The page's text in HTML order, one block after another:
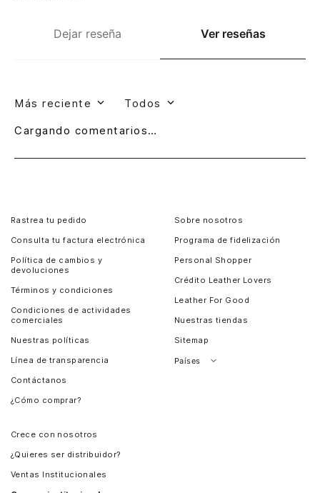
Dejar reseña Ver reseñas
Más reciente Todos
Cargando comentarios…
Rastrea tu pedido
Consulta tu factura electrónica
Política de cambios y
devoluciones
Términos y condiciones
Condiciones de actividades
comerciales
Nuestras políticas
Línea de transparencia
Contáctanos
¿Cómo comprar?
Sobre nosotros
Programa de fidelización
Personal Shopper
Crédito Leather Lovers
Leather For Good
Nuestras tiendas
Sitemap
Países
Crece con nosotros
¿Quieres ser distribuidor?
Ventas Institucionales